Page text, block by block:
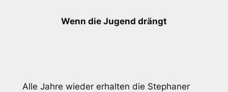
Wenn die Jugend drängt
Alle Jahre wieder erhalten die Stephaner